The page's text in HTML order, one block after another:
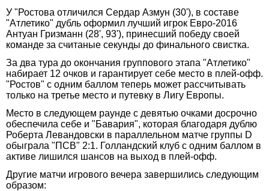
У "Ростова отличился Сердар Азмун (30'), в составе
"Атлетико" дубль оформил лучший игрок Евро-2016
Антуан Гризманн (28', 93'), принесший победу своей
команде за считаные секунды до финального свистка.
За два тура до окончания группового этапа "Атлетико"
набирает 12 очков и гарантирует себе место в плей-офф.
"Ростов" с одним баллом теперь может рассчитывать
только на третье место и путевку в Лигу Европы.
Место в следующем раунде с девятью очками досрочно
обеспечила себе и "Бавария", которая благодаря дублю
Роберта Левандовски в параллельном матче группы D
обыграла "ПСВ" 2:1. Голландский клуб c одним баллом в
активе лишился шансов на выход в плей-офф.
Другие матчи игрового вечера завершились следующим
образом: